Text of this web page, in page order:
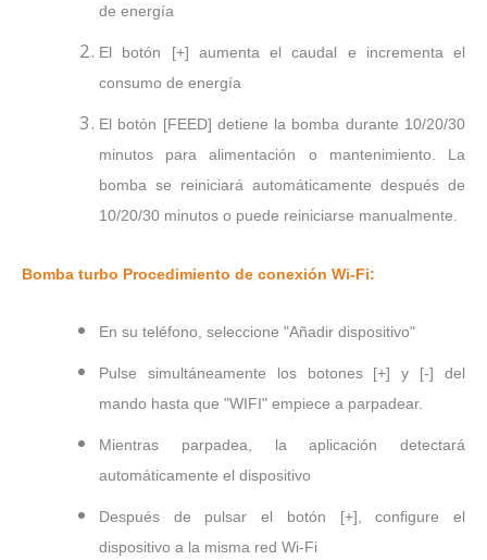
de energía
El botón [+] aumenta el caudal e incrementa el
consumo de energía
El botón [FEED] detiene la bomba durante 10/20/30
minutos para alimentación o mantenimiento. La
bomba se reiniciará automáticamente después de
10/20/30 minutos o puede reiniciarse manualmente.
Bomba turbo Procedimiento de conexión Wi-Fi:
En su teléfono, seleccione "Añadir dispositivo"
Pulse simultáneamente los botones [+] y [-] del
mando hasta que "WIFI" empiece a parpadear.
Mientras parpadea, la aplicación detectará
automáticamente el dispositivo
Después de pulsar el botón [+], configure el
dispositivo a la misma red Wi-Fi